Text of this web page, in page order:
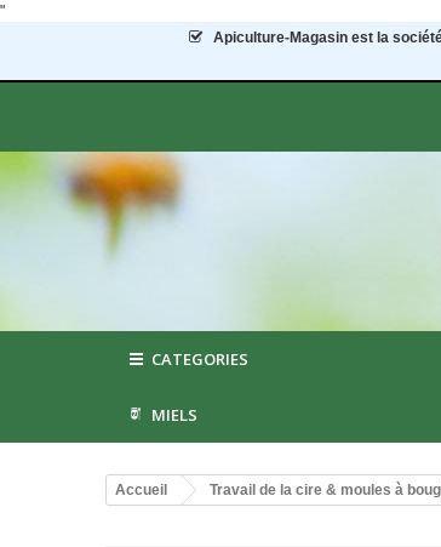
"
Apiculture-Magasin est la
CATEGORIES
MIELS
Accueil Travail de la cire & moules à